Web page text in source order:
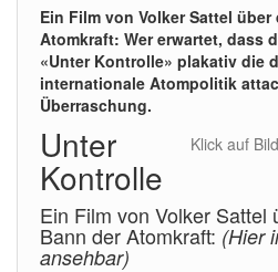
Ein Film von Volker Sattel
Atomkraft: Wer erwartet, dass
«Unter Kontrolle» plakativ die
internationale Atompolitik
Überraschung.
Klick auf
Unter
Kontrolle
Ein Film von Volker Sattel
Bann der Atomkraft: (Hier
ansehbar)